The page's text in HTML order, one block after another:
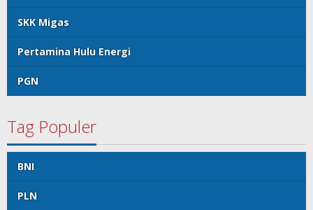
SKK Migas
Pertamina Hulu Energi
PGN
Tag Populer
BNI
PLN